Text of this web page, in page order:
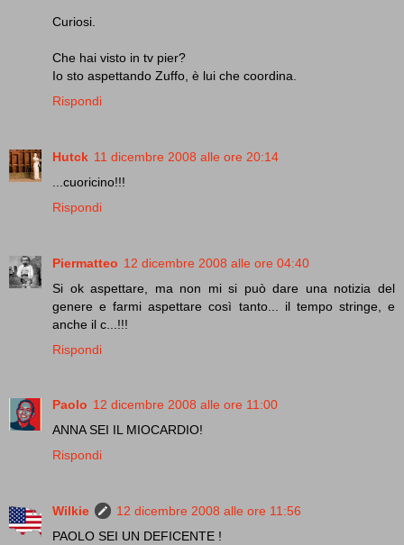
Curiosi.
Che hai visto in tv pier?
Io sto aspettando Zuffo, è lui che coordina.
Rispondi
Hutck 11 dicembre 2008 alle ore 20:14
...cuoricino!!!
Rispondi
Piermatteo 12 dicembre 2008 alle ore 04:40
Si ok aspettare, ma non mi si può dare una notizia del
genere e farmi aspettare così tanto... il tempo stringe, e
anche il c...!!!
Rispondi
Paolo 12 dicembre 2008 alle ore 11:00
ANNA SEI IL MIOCARDIO!
Rispondi
Wilkie
12 dicembre 2008 alle ore 11:56
PAOLO SEI UN DEFICENTE !